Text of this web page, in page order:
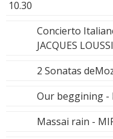
10.30
Concierto
JACQUES
2 Sonatas
Our beggining -
Massai rain -